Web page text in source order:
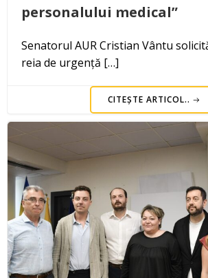
personalului medical”
Senatorul AUR Cristian Vântu
reia de urgență […]
CITEȘTE ARTICOL..